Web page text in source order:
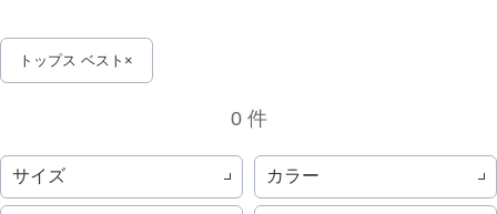
トップス ベスト
0 件
サイズ カラー